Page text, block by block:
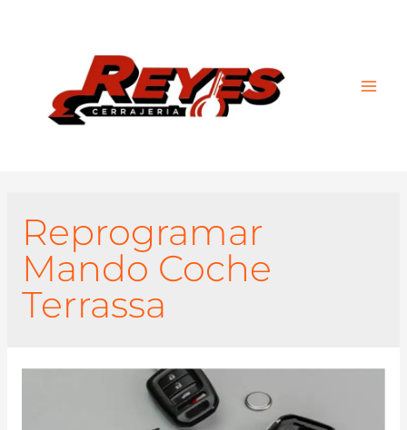
Reprogramar
Mando Coche
Terrassa